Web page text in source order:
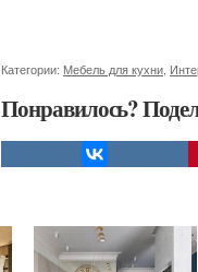
Категории: Мебель для кухни
Понравилось?